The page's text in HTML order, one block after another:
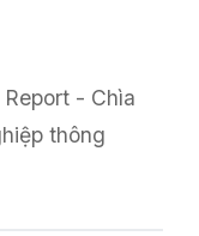
- Chìa
thông